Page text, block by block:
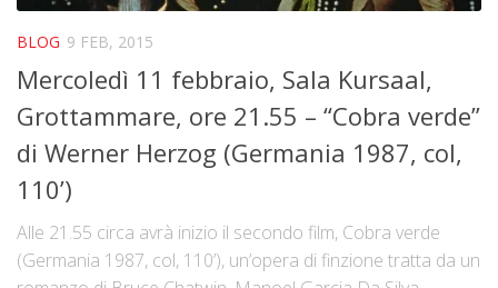
BLOG 9 FEB, 2015
Mercoledì 11 febbraio, Sala Kursaal,
Grottammare, ore 21.55 – “Cobra verde”
di Werner Herzog (Germania 1987, col,
110’)
Alle 21.55 circa avrà inizio il secondo film, Cobra verde
(Germania 1987, col, 110’), un’opera di finzione tratta da un